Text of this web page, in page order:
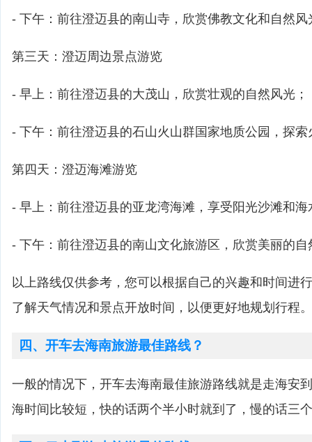
- 下午：前往澄迈县的南山寺，欣赏佛教文化和自然风
第三天：澄迈周边景点游览
- 早上：前往澄迈县的大茂山，欣赏壮观的自然风光；
- 下午：前往澄迈县的石山火山群国家地质公园，探
第四天：澄迈海滩游览
- 早上：前往澄迈县的亚龙湾海滩，享受阳光沙滩和海
- 下午：前往澄迈县的南山文化旅游区，欣赏美丽的
以上路线仅供参考，您可以根据自己的兴趣和时间进
了解天气情况和景点开放时间，以便更好地规划行程。
四、开车去海南旅游最佳路线？
一般的情况下，开车去海南最佳旅游路线就是走海安
海时间比较短，快的话两个半小时就到了，慢的话三